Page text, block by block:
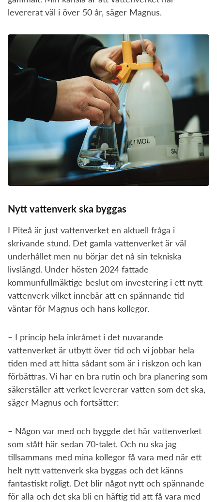
levererat väl i över 50 år, säger Magnus.
Nytt vattenverk ska byggas
I Piteå är just vattenverket en aktuell fråga i
skrivande stund. Det gamla vattenverket är väl
underhållet men nu börjar det nå sin tekniska
livslängd. Under hösten 2024 fattade
kommunfullmäktige beslut om investering i ett nytt
vattenverk vilket innebär att en spännande tid
väntar för Magnus och hans kollegor.
– I princip hela inkråmet i det nuvarande
vattenverket är utbytt över tid och vi jobbar hela
tiden med att hitta sådant som är i riskzon och kan
förbättras. Vi har en bra rutin och bra planering som
säkerställer att verket levererar vatten som det ska,
säger Magnus och fortsätter:
– Någon var med och byggde det här vattenverket
som stått här sedan 70-talet. Och nu ska jag
tillsammans med mina kollegor få vara med när ett
helt nytt vattenverk ska byggas och det känns
fantastiskt roligt. Det blir något nytt och spännande
för alla och det ska bli en häftig tid att få vara med